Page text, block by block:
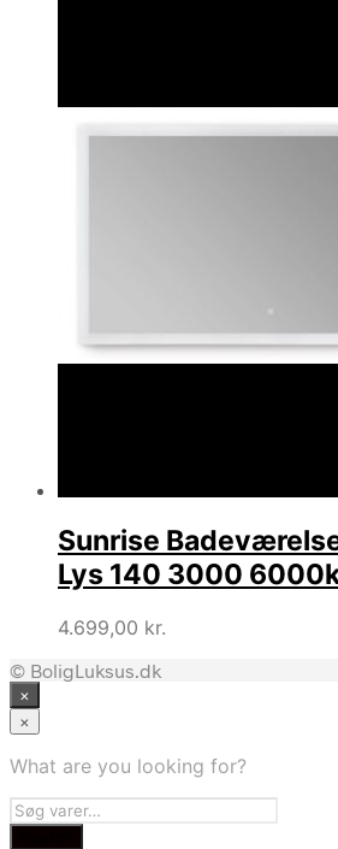
Sunrise
Lys 140 3000
4.699,00 kr.
© BoligLuksus.dk
×
×
What are you looking for?